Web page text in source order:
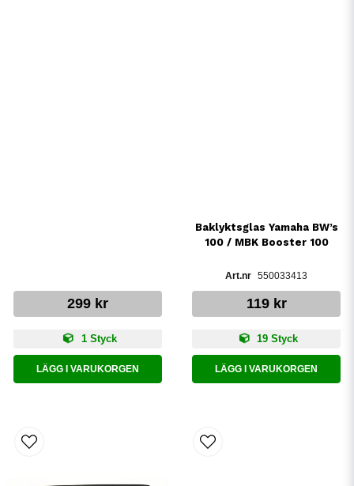
299 kr
1 Styck
LÄGG I VARUKORGEN
Baklyktsglas Yamaha BW’s
100 / MBK Booster 100
550033413
119 kr
19 Styck
LÄGG I VARUKORGEN